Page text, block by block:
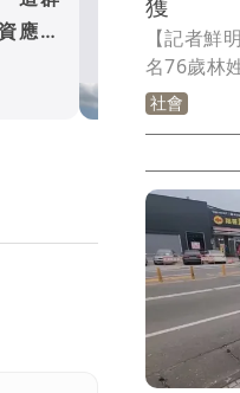
應援
【記者鮮
名76歲林
蹤，家屬
媽祖14日
她傾訴；
玉姑娘廟
日）發現
而張氏玉
聞名，令
社會